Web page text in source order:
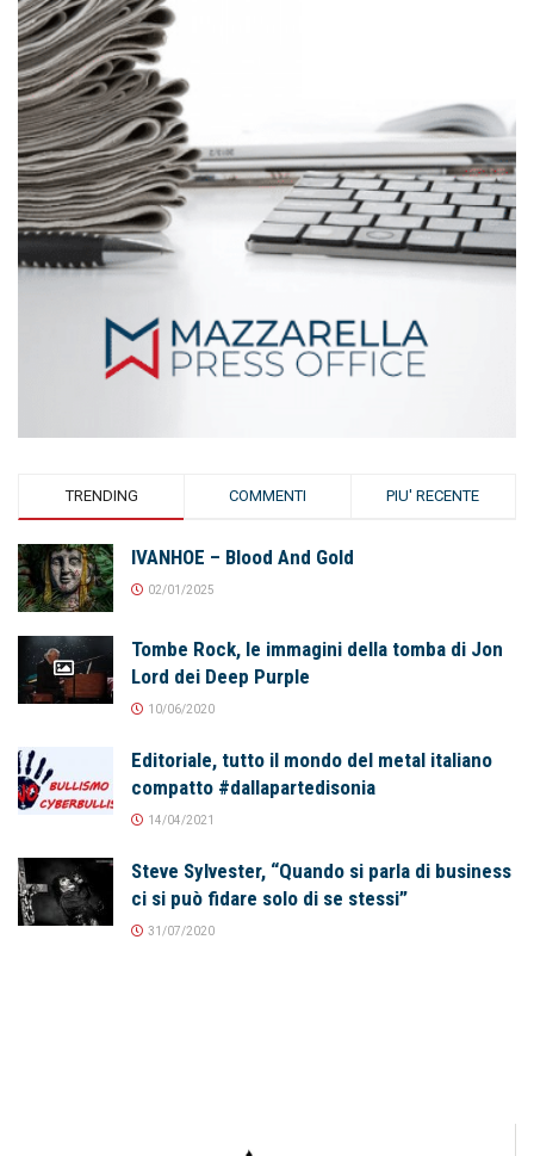
TRENDING COMMENTI PIU' RECENTE
IVANHOE – Blood And Gold
02/01/2025
Tombe Rock, le immagini della tomba di Jon
Lord dei Deep Purple
10/06/2020
Editoriale, tutto il mondo del metal italiano
compatto #dallapartedisonia
14/04/2021
Steve Sylvester, “Quando si parla di business
ci si può fidare solo di se stessi”
31/07/2020